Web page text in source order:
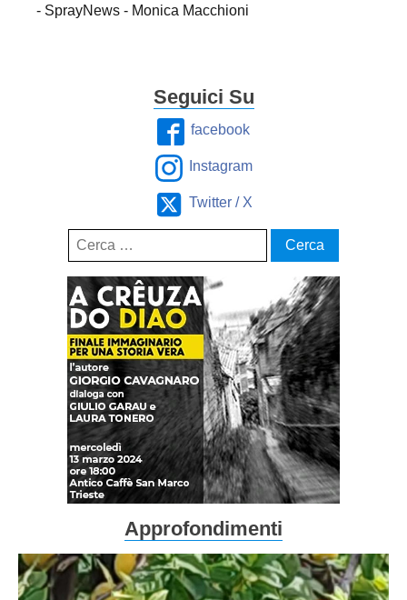
- SprayNews - Monica Macchioni
Seguici Su
facebook
Instagram
Twitter / X
Ricerca
per:
Approfondimenti